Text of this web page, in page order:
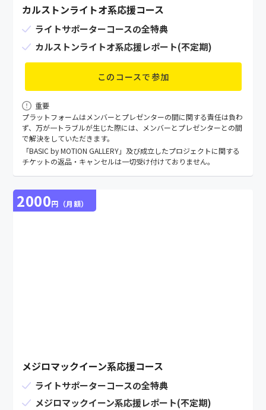
カルストンライトオ系応援コース
ライトサポーターコースの全特典
カルストンライトオ系応援レポート(不定期)
このコースで参加
重要
プラットフォームはメンバーとプレゼンターの間に関する責任は負わ
ず、万が⼀トラブルが⽣じた際には、メンバーとプレゼンターとの間
で解決をしていただきます。
「BASIC by MOTION GALLERY」及び成立したプロジェクトに関する
チケットの返品・キャンセルは一切受け付けておりません。
2000円（月額）
メジロマックイーン系応援コース
ライトサポーターコースの全特典
メジロマックイーン系応援レポート(不定期)